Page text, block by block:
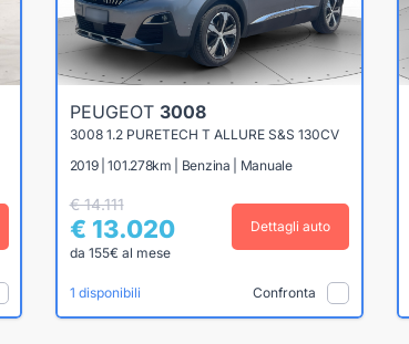
PEUGEOT 3008
3008 1.2 PURETECH T ALLURE S&S 130CV
2019 | 101.278km | Benzina | Manuale
€ 14.111
€ 13.020
da 155€ al mese
Dettagli auto
1 disponibili Confronta